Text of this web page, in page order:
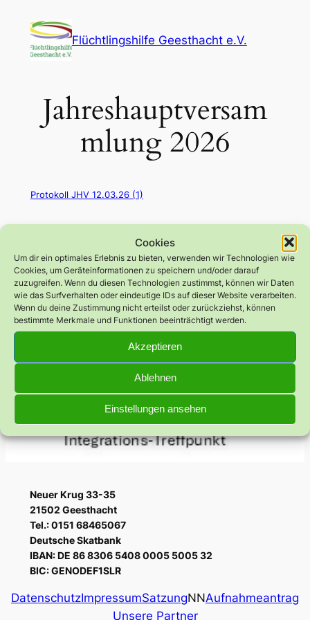
Cookies
Um dir ein optimales Erlebnis zu bieten, verwenden wir Technologien wie
Cookies, um Geräteinformationen zu speichern und/oder darauf
zuzugreifen. Wenn du diesen Technologien zustimmst, können wir Daten
wie das Surfverhalten oder eindeutige IDs auf dieser Website verarbeiten.
Wenn du deine Zustimmung nicht erteilst oder zurückziehst, können
bestimmte Merkmale und Funktionen beeinträchtigt werden.
Akzeptieren
Ablehnen
Einstellungen ansehen
Inhalt
springen
Flüchtlingshilfe Geesthacht e.V.
Jahreshauptversam
mlung 2026
Protokoll JHV 12.03.26 (1)
Neuer Krug 33-35
21502 Geesthacht
Tel.: 0151 68465067
Deutsche Skatbank
IBAN: DE 86 8306 5408 0005 5005 32
BIC: GENODEF1SLR
DatenschutzImpressumSatzungNNAufnahmeantrag
Unsere Partner